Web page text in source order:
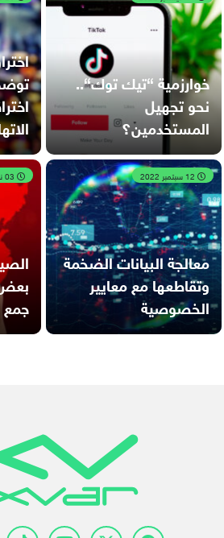
خوارزمية “تيك توك“..
نحو تجهيل
المستخدمين؟
معالجة البيانات الضخمة
وتقاطعها مع معايير
الخصوصية
جمع